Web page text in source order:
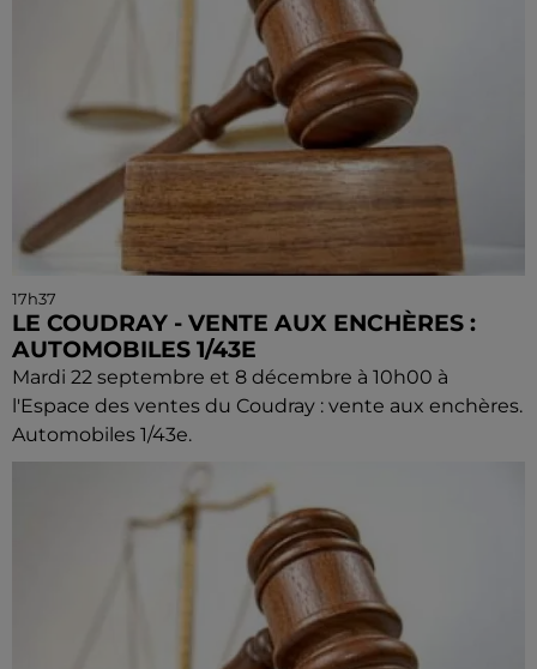
17h37
LE COUDRAY - VENTE AUX ENCHÈRES :
AUTOMOBILES 1/43E
Mardi 22 septembre et 8 décembre à 10h00 à
l'Espace des ventes du Coudray : vente aux enchères.
Automobiles 1/43e.